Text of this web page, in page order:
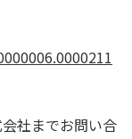
社までお問い合